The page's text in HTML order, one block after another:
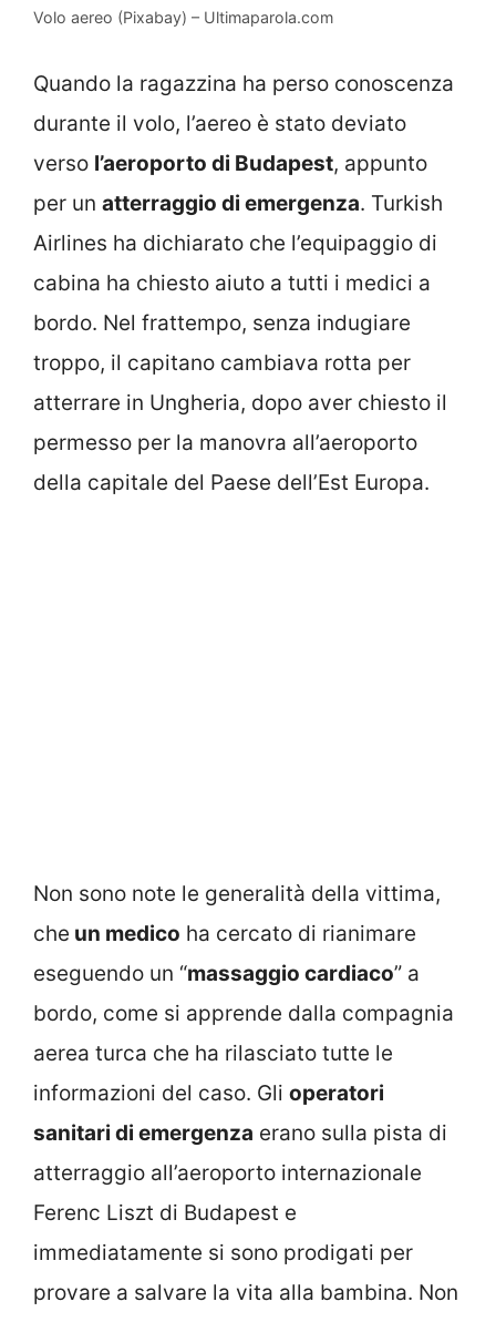
Volo aereo (Pixabay) – Ultimaparola.com
Quando la ragazzina ha perso conoscenza
durante il volo, l’aereo è stato deviato
verso l’aeroporto di Budapest, appunto
per un atterraggio di emergenza. Turkish
Airlines ha dichiarato che l’equipaggio di
cabina ha chiesto aiuto a tutti i medici a
bordo. Nel frattempo, senza indugiare
troppo, il capitano cambiava rotta per
atterrare in Ungheria, dopo aver chiesto il
permesso per la manovra all’aeroporto
della capitale del Paese dell’Est Europa.
Non sono note le generalità della vittima,
che un medico ha cercato di rianimare
eseguendo un “massaggio cardiaco” a
bordo, come si apprende dalla compagnia
aerea turca che ha rilasciato tutte le
informazioni del caso. Gli operatori
sanitari di emergenza erano sulla pista di
atterraggio all’aeroporto internazionale
Ferenc Liszt di Budapest e
immediatamente si sono prodigati per
provare a salvare la vita alla bambina. Non